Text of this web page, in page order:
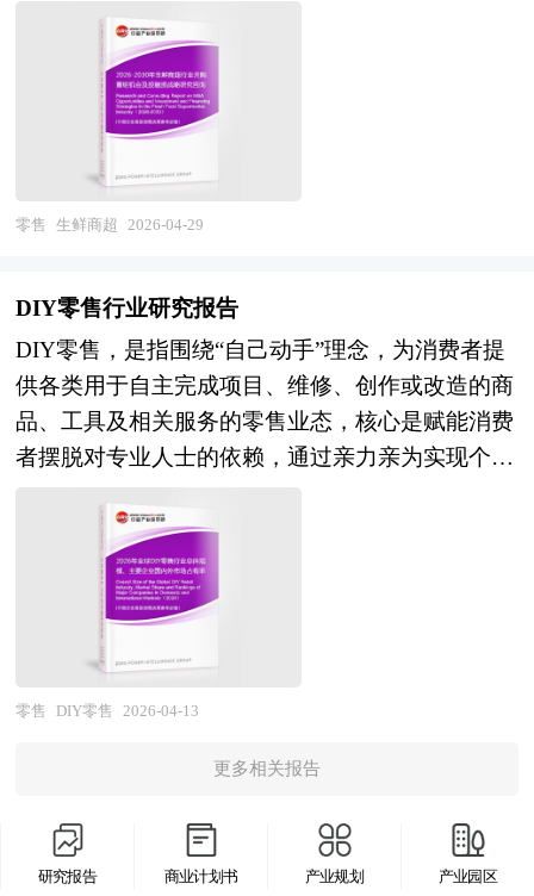
目前冷链物流行业发展动态，把握企业定位和发展
方向不可多得的精品研究报告。
与智能能耗管理深度融合；在应用维度，智能仓储
从电商物流向制造业厂内物流、农业冷链、医药物
流、危化品仓储等更多领域渗透，云仓模式、共享
仓储、仓配一体化等创新业态蓬勃发展，仓储节点
向"前店后仓、仓店一体"的社区化、分布式方向延
伸；在产业维度，智能仓储系统集成商向"咨询规
划+装备集成+软件平台+运营服务"全生命周期服务
享，具备核心技术自主化、行业场景理解深度及全
球化项目交付能力的企业将在新一轮竞争中构建护
城河。 本研究咨询报告由中研普华咨询公司领衔
撰写，在大量周密的市场调研基础上，主要依据了
国家统计局、国家商务部、国家发改委、国家经济
全国商业信息中心、中国经济景气监测中心、中国
行业研究网、全国及海外相关报刊杂志的基础信息
以及智能仓储行业研究单位等公布和提供的大量资
料。报告对我国智能仓储行业的供需状况、发展现
状、子行业发展变化等进行了分析，重点分析了国
内外智能仓储行业的发展现状、如何面对行业的发
的投资分析和趋势预测等等。报告还综合了智能仓
参考建议和具体解决办法。报告对于智能仓储产品
生产企业、经销商、行业管理部门以及拟进入该行
和提供的大量资料。对全球及国内矿产贸易行业作
了详尽深入的分析，是企业进行市场研究工作时不
可或缺的重要参考资料，同时也可作为金融机构进
行信贷分析、证券分析、投资分析等研究工作时的
参考依据。
台通过频道垂直化、品牌旗舰店升级及直播内容化
不断侵蚀垂直赛道空间，社交电商、内容电商、即
时零售等新形态也对垂直电商的传统运营模式形成
冲击。在此背景下，存活并发展的垂直电商企业普
遍呈现三大特征：一是供应链深度整合，向上游延
伸至产地、工厂或品牌方，建立独家货源或定制生
产能力；二是内容社区化运营，以专业测评、使用
购率；三是全渠道场景融合，打通线上商城、私域
社群、线下体验店及即时配送网络，形成闭环服务
能力。行业整体呈现"大浪淘沙、精耕细作、生态
融合"的发展特征。 展望未来，中国垂直电商将在
消费分级深化与数字技术赋能的双重驱动下迎来差
体持续扩大与Z世代成为消费主力，催生对专业
化、品质化、情感化消费的强烈需求，为垂直电商
创造结构性市场空间；而人工智能、大数据、柔性
供应链等技术的成熟应用，则为精准供需匹配与效
率提升提供底层支撑。行业前景体现为三个维度的
战略演进：在品类维度，健康消费、银发经济、宠
新机会，垂直电商从"卖商品"向"卖生活方式"升
顾问；在模式维度，DTC（直接面向消费者）模式
与垂直电商深度融合，品牌方通过自建垂直渠道实
应链属性等特征，也是 “十五五” 时期完善现代流
通体系、激活消费市场潜力、推动乡村振兴与绿色
低碳发展的重要支撑产业。 随着国际经济一体化
的步伐加快，企业竞争日趋激烈，企业要在激烈的
国际竞争中求得生存与发展，资本扩张无疑十分必
要。在快速的资本积聚中，企业兼并重组是一条可
何借企业兼并重组的东风，打造我国企业的航空母
权，完善企业的治理结构及建立现代企业制度也意
义重大。 并购重组是结构调整、提高行业整体素
质的重要手段，尤其在产业发展到规模竞争的当
下。从并购涉及的行业来看，新兴行业的加入凸显
当前的经济转型轨迹。随着新兴行业对传统行业的
渗透、新兴行业在经济结构中所占的比重越来越
大，新兴产业将逐步取代煤炭、钢铁、水泥、化工
这些传统行业，成为经济发展的主要驱动力量。
中研普华发布《2026-2030年生鲜商超行业并购重
组机会及投融资战略研究咨询报告》由资深专家和
研究人员通过周密的市场调研，依据国家统计局、
政府部门机构发布的最新权威数据，并对多位业内
究的工具、理论和模型撰写而成。本报告主要分析
了国内企业并购重组政策及规模、上市公司并购重
零售 生鲜商超 2026-04-29
DIY零售行业研究报告
DIY零售，是指围绕“自己动手”理念，为消费者提
供各类用于自主完成项目、维修、创作或改造的商
品、工具及相关服务的零售业态，核心是赋能消费
者摆脱对专业人士的依赖，通过亲力亲为实现个性
缮、手工创作到户外改造等多元领域的产品与配套
支持。 步入2026年，全球政治、经济与技术领域
的多重热点，正从需求端、供给端与市场环境等维
度深刻影响着DIY零售的发展逻辑。地缘政治层
面，俄乌冲突的持续、中东局势的紧张推高全球能
源与大宗商品价格，使得专业服务成本进一步攀
支，同时区域供应链的重构促使DIY零售商加速调
保障产品供应的可靠性。经济领域，全球经济增速
放缓的预期与通胀压力并存，消费者更倾向于通过
零售 DIY零售 2026-04-13
更多相关报告
研究报告 商业计划书 产业规划 产业园区